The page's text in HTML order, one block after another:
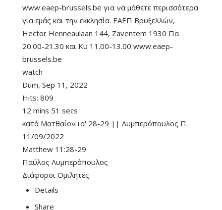
www.eaep-brussels.be για να μάθετε περισσότερα
για εμάς και την εκκλησία. ΕΑΕΠ Βρυξελλών,
Hector Henneaulaan 144, Zaventem 1930 Πα
20.00-21.30 και Κυ 11.00-13.00 www.eaep-
brussels.be
watch
Dum, Sep 11, 2022
Hits: 809
12 mins 51 secs
κατά Ματθαίον ια' 28-29 || Λυμπερόπουλος Π.
11/09/2022
Matthew 11:28-29
Παύλος Λυμπερόπουλος
Διάφοροι Ομιλητές
Details
Share